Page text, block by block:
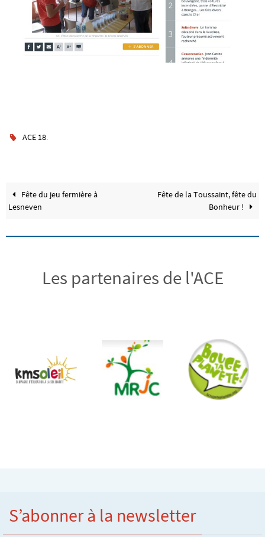
ACE 18.
Fête du jeu fermière à
Lesneven
Fête de la Toussaint, fête du
Bonheur !
Les partenaires de l'ACE
S’abonner à la newsletter